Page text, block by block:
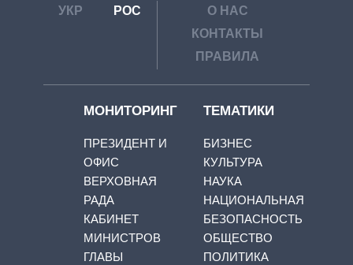
УКР РОС
О НАС
КОНТАКТЫ
ПРАВИЛА
МОНИТОРИНГ
ПРЕЗИДЕНТ И
ОФИС
ВЕРХОВНАЯ
РАДА
КАБИНЕТ
МИНИСТРОВ
ГЛАВЫ
ТЕМАТИКИ
БИЗНЕС
КУЛЬТУРА
НАУКА
НАЦИОНАЛЬНАЯ
БЕЗОПАСНОСТЬ
ОБЩЕСТВО
ПОЛИТИКА